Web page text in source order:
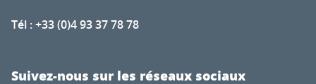
Tél : +33 (0)4 93 37 78 78
Suivez-nous sur les réseaux sociaux